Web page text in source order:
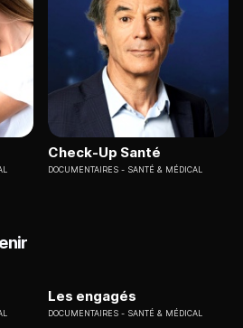
Check-Up Santé
DOCUMENTAIRES SANTÉ & MÉDICAL
Les engagés
DOCUMENTAIRES SANTÉ & MÉDICAL